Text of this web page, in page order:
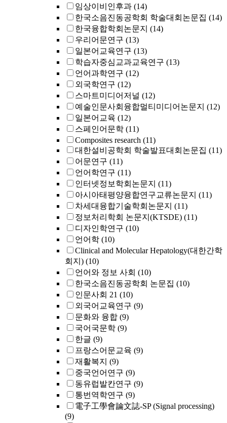
임상이비인후과 (14)
한국소음진동공학회 학술대회논문집 (14)
한국융합학회논문지 (14)
우리어문연구 (13)
일본어교육연구 (13)
학습자중심교과교육연구 (13)
언어과학연구 (12)
외국학연구 (12)
스마트미디어저널 (12)
예술인문사회융합멀티미디어논문지 (12)
일본어교육 (12)
스페인어문학 (11)
Composites research (11)
대한설비공학회 학술발표대회논문집 (11)
어문연구 (11)
언어학연구 (11)
인터넷정보학회논문지 (11)
아시아태평양융합연구교류논문지 (11)
차세대융합기술학회논문지 (11)
정보처리학회 논문지(KTSDE) (11)
디자인학연구 (10)
언어학 (10)
Clinical and Molecular Hepatology(대한간학
회지) (10)
언어와 정보 사회 (10)
한국소음진동공학회 논문집 (10)
인문사회 21 (10)
외국어교육연구 (9)
문화와 융합 (9)
국어국문학 (9)
한글 (9)
프랑스어문교육 (9)
재활복지 (9)
중국언어연구 (9)
동유럽발칸연구 (9)
통번역학연구 (9)
電子工學會論文誌-SP (Signal processing)
(9)